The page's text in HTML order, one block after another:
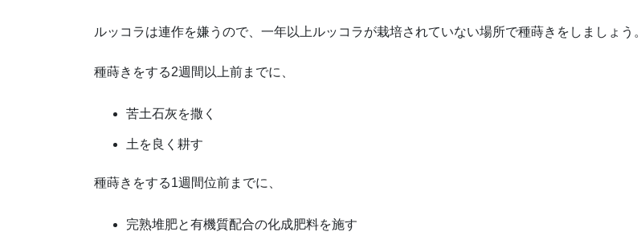
ルッコラは連作を嫌うので 、一年以上ルッコラが栽培されていない場所で種蒔きをしましょう。
種蒔きをする2週間以上前までに、
苦土石灰を撒く
土を良く耕す
種蒔きをする1週間位前までに、
完熟堆肥と有機質配合の化成肥料を施す